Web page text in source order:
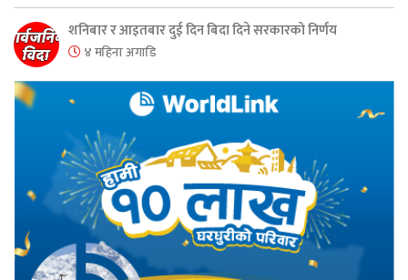
शनिबार र आइतबार दुई दिन बिदा दिने सरकारको निर्णय
४ महिना अगाडि